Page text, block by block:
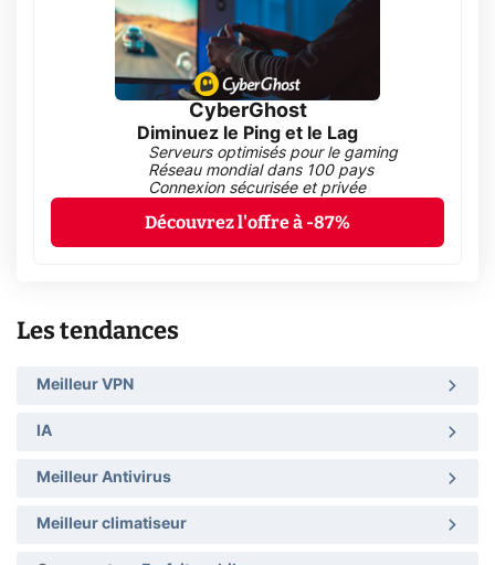
CyberGhost
Diminuez le Ping et le Lag
Serveurs optimisés pour le gaming
Réseau mondial dans 100 pays
Connexion sécurisée et privée
Découvrez l'offre à -87%
Les tendances
Meilleur VPN
IA
Meilleur Antivirus
Meilleur climatiseur